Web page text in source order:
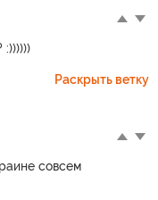
Раскрыть ветку
совсем